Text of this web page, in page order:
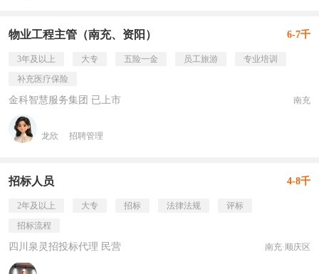
物业工程主管（南充、资阳） 6-7千
3年及以上 大专 五险一金 员工旅游
专业培训
补充医疗保险
金科智慧服务集团 已上市 南充
龙欣 招聘管理
招标人员 4-8千
2年及以上 大专 招标 法律法规
评标
招标流程
四川泉灵招投标代理 民营 南充·顺庆区